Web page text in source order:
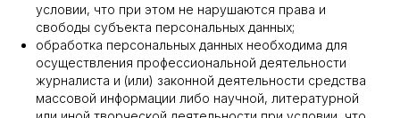
условии, что при этом не нарушаются права и
свободы субъекта персональных данных;
обработка персональных данных необходима для
осуществления профессиональной деятельности
журналиста и (или) законной деятельности средства
массовой информации либо научной, литературной